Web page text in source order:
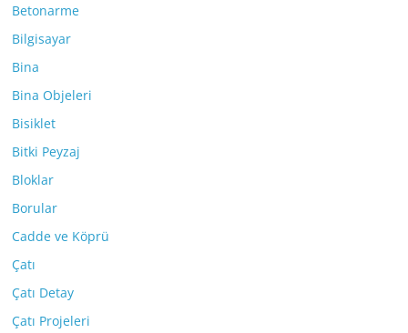
Betonarme
Bilgisayar
Bina
Bina Objeleri
Bisiklet
Bitki Peyzaj
Bloklar
Borular
Cadde ve Köprü
Çatı
Çatı Detay
Çatı Projeleri